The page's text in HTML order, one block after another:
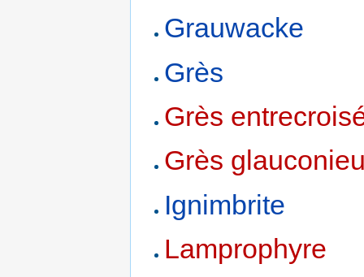
Grauwacke
Grès
Grès
Grès
Ignimbrite
Lamprophyre